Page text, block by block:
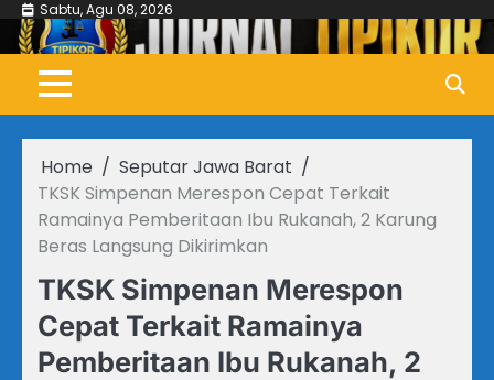
Skip
content
Sabtu, Agu 08, 2026
Home
Seputar Jawa Barat
TKSK Simpenan Merespon Cepat Terkait
Ramainya Pemberitaan Ibu Rukanah, 2 Karung
Beras Langsung Dikirimkan
TKSK Simpenan Merespon
Cepat Terkait Ramainya
Pemberitaan Ibu Rukanah, 2